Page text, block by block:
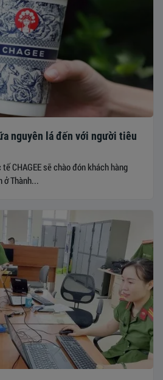
nguyên lá đến với người tiêu
CHAGEE sẽ chào đón khách hàng
ở Thành...